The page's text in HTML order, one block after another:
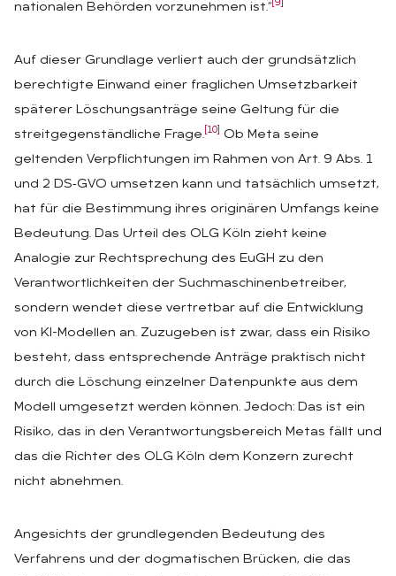
nationalen Behörden vorzunehmen ist.“ [9]
Auf dieser Grundlage verliert auch der grundsätzlich
berechtigte Einwand einer fraglichen Umsetzbarkeit
späterer Löschungsanträge seine Geltung für die
streitgegenständliche Frage. [10]
Ob Meta seine
geltenden Verpflichtungen im Rahmen von Art. 9 Abs. 1
und 2 DS‑GVO umsetzen kann und tatsächlich umsetzt,
hat für die Bestimmung ihres originären Umfangs keine
Bedeutung. Das Urteil des OLG Köln zieht keine
Analogie zur Rechtsprechung des EuGH zu den
Verantwortlichkeiten der Suchmaschinenbetreiber,
sondern wendet diese vertretbar auf die Entwicklung
von KI-Modellen an. Zuzugeben ist zwar, dass ein Risiko
besteht, dass entsprechende Anträge praktisch nicht
durch die Löschung einzelner Datenpunkte aus dem
Modell umgesetzt werden können. Jedoch: Das ist ein
Risiko, das in den Verantwortungsbereich Metas fällt und
das die Richter des OLG Köln dem Konzern zurecht
nicht abnehmen.
Angesichts der grundlegenden Bedeutung des
Verfahrens und der dogmatischen Brücken, die das